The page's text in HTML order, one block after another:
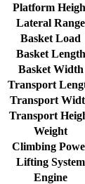
Platform
Lateral Range
Basket Load
Basket Length
Basket Width
Transport
Transport
Transport
Weight
Climbing
Lifting System
Engine